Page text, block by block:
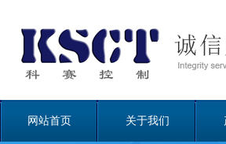
网站首页 关于我们